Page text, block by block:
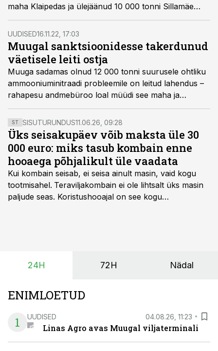
maha Klaipedas ja ülejäänud 10 000 tonni Sillamäe
sadamas.
UUDISED16.11.22, 17:03
Muugal sanktsioonidesse takerdunud
väetisele leiti ostja
Muuga sadamas olnud 12 000 tonni suurusele ohtliku
ammooniuminitraadi probleemile on leitud lahendus –
rahapesu andmebüroo loal müüdi see maha ja
veetakse välja.
ST SISUTURUNDUS11.06.26, 09:28
Üks seisakupäev võib maksta üle 30
000 euro: miks tasub kombain enne
hooaega põhjalikult üle vaadata
Kui kombain seisab, ei seisa ainult masin, vaid kogu
tootmisahel. Teraviljakombain ei ole lihtsalt üks masin
paljude seas. Koristushooajal on see kogu
24H 72H Nädal
ENIMLOETUD
1
UUDISED 04.08.26, 11:23
Linas Agro avas Muugal viljaterminali